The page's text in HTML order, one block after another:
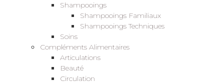
Shampooings
Shampooings Familiaux
Shampooings Techniques
Soins
Compléments Alimentaires
Articulations
Beauté
Circulation